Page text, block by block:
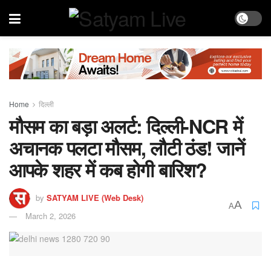
Home दिल्ली
मौसम का बड़ा अलर्ट: दिल्ली-NCR में
अचानक पलटा मौसम, लौटी ठंड! जानें
आपके शहर में कब होगी बारिश?
by SATYAM LIVE (Web Desk)
March 2, 2026
AA